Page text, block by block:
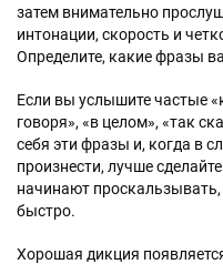
затем внимательно
интонации, скорость и
Определите, какие фразы
Если вы услышите частые
говоря», «в целом», «так
себя эти фразы и, когда в
произнести, лучше
начинают
быстро.
Хорошая дикция